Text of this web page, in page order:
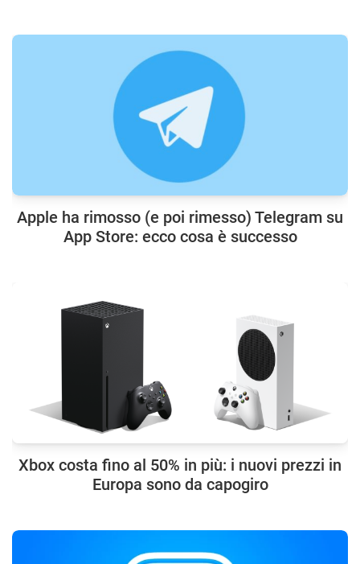
Apple ha rimosso (e poi rimesso) Telegram su
App Store: ecco cosa è successo
Xbox costa fino al 50% in più: i nuovi prezzi in
Europa sono da capogiro